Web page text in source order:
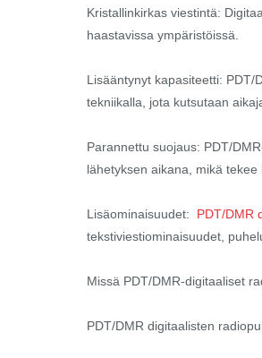
Kristallinkirkas viestintä:
haastavissa ympäristöissä.
Lisääntynyt kapasiteetti:
tekniikalla, jota kutsutaan
Parannettu suojaus: PDT/
lähetyksen aikana, mikä
Lisäominaisuudet: PDT/DMR
tekstiviestiominaisuudet,
Missä PDT/DMR-digitaaliset
PDT/DMR digitaalisten